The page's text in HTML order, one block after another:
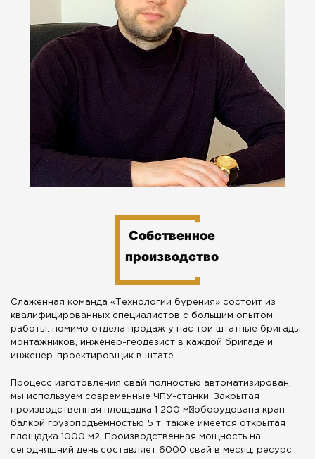
Собственное
производство
Слаженная команда «Технологии бурения» состоит из
квалифицированных специалистов с большим опытом
работы: помимо отдела продаж у нас три штатные бригады
монтажников, инженер-геодезист в каждой бригаде и
инженер-проектировщик в штате.
Процесс изготовления свай полностью автоматизирован,
мы используем современные ЧПУ-станки. Закрытая
производственная площадка 1 200 м²оборудована кран-
балкой грузоподъемностью 5 т, также имеется открытая
площадка 1000 м2. Производственная мощность на
сегодняшний день составляет 6000 свай в месяц, ресурс